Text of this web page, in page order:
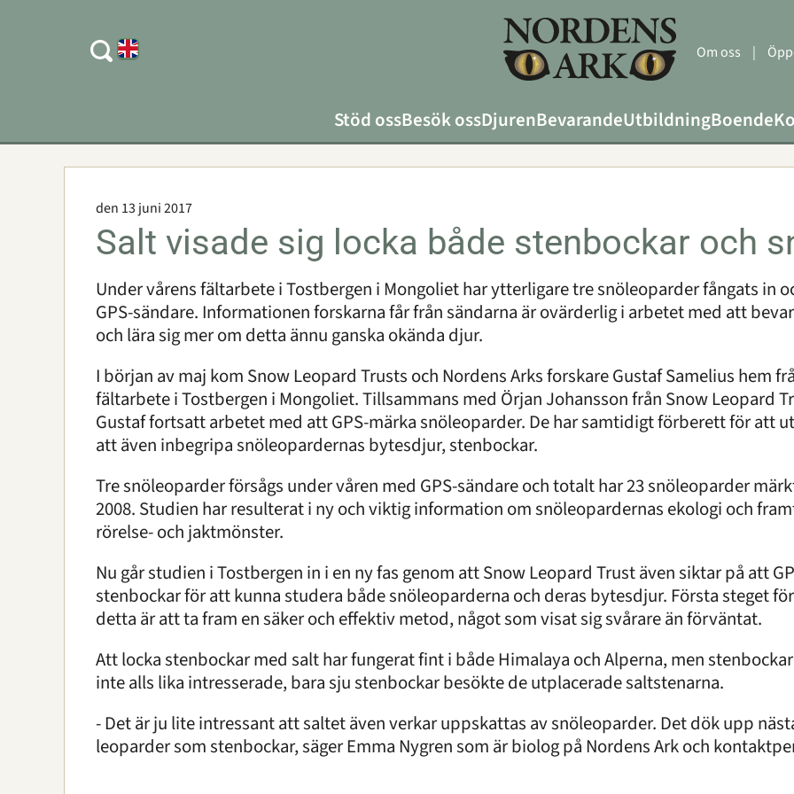
Om oss |
Stöd ossBesök ossDjurenBevarandeUtbildningBoende
den 13 juni 2017
Salt visade sig locka både stenbockar och
Under vårens fältarbete i Tostbergen i Mongoliet har ytterligare tre snöleoparder fångats in
GPS-sändare. Informationen forskarna får från sändarna är ovärderlig i arbetet med att
och lära sig mer om detta ännu ganska okända djur.
I början av maj kom Snow Leopard Trusts och Nordens Arks forskare Gustaf Samelius hem
fältarbete i Tostbergen i Mongoliet. Tillsammans med Örjan Johansson från Snow Leopard
Gustaf fortsatt arbetet med att GPS-märka snöleoparder. De har samtidigt förberett för att
att även inbegripa snöleopardernas bytesdjur, stenbockar.
Tre snöleoparder försågs under våren med GPS-sändare och totalt har 23 snöleoparder
2008. Studien har resulterat i ny och viktig information om snöleopardernas ekologi och
rörelse- och jaktmönster.
Nu går studien i Tostbergen in i en ny fas genom att Snow Leopard Trust även siktar på att
stenbockar för att kunna studera både snöleoparderna och deras bytesdjur. Första steget
detta är att ta fram en säker och effektiv metod, något som visat sig svårare än förväntat.
Att locka stenbockar med salt har fungerat fint i både Himalaya och Alperna, men
inte alls lika intresserade, bara sju stenbockar besökte de utplacerade saltstenarna.
- Det är ju lite intressant att saltet även verkar uppskattas av snöleoparder. Det dök upp
leoparder som stenbockar, säger Emma Nygren som är biolog på Nordens Ark och